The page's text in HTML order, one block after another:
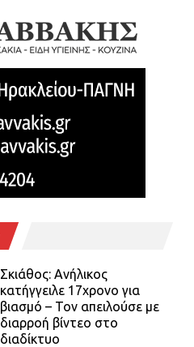
Σκιάθος: Ανήλικος
κατήγγειλε 17χρονο για
βιασμό – Τον απειλούσε με
διαρροή βίντεο στο
διαδίκτυο